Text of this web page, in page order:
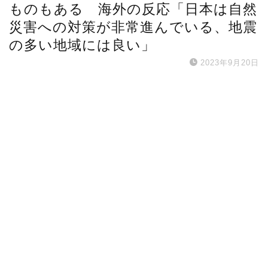
ものもある 海外の反応「日本は自然
災害への対策が非常進んでいる、地震
の多い地域には良い」
2023年9月20日